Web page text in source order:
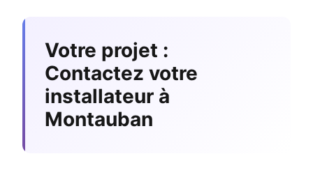
Votre projet :
Contactez votre
installateur à
Montauban